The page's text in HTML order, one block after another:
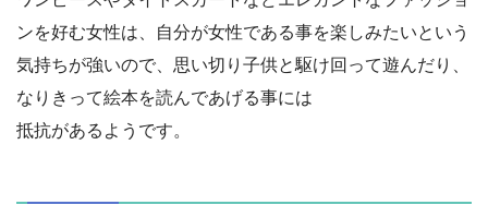
ンを好む女性は、自分が女性である事を楽しみたいという
気持ちが強いので、思い切り子供と駆け回って遊んだり、
なりきって絵本を読んであげる事には
抵抗があるようです。